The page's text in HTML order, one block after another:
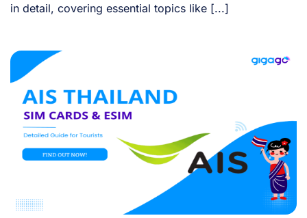
in detail, covering essential topics like [...]